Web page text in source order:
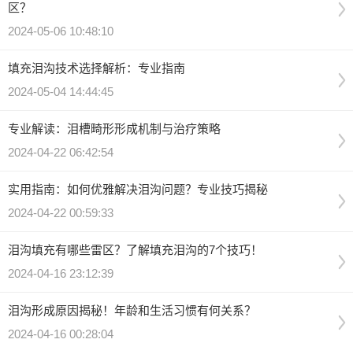
区？
2024-05-06 10:48:10
填充泪沟技术选择解析：专业指南
2024-05-04 14:44:45
专业解读：泪槽畸形形成机制与治疗策略
2024-04-22 06:42:54
实用指南：如何优雅解决泪沟问题？专业技巧揭秘
2024-04-22 00:59:33
泪沟填充有哪些雷区？了解填充泪沟的7个技巧！
2024-04-16 23:12:39
泪沟形成原因揭秘！年龄和生活习惯有何关系？
2024-04-16 00:28:04